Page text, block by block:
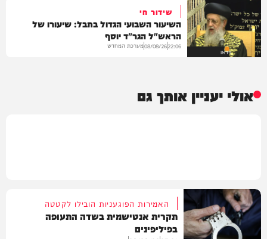
וידאו
שידור חי
השיעור השבועי הגדול בתבל: שיעורו של
הראש"ל הגר"ד יוסף
22:06
08/08/26מערכת המחדש
אולי יעניין אותך גם
האמירות הפוגעניות הובילו לקטטה
תקרית אנטישמית בשדה התעופה
בפיליפינים